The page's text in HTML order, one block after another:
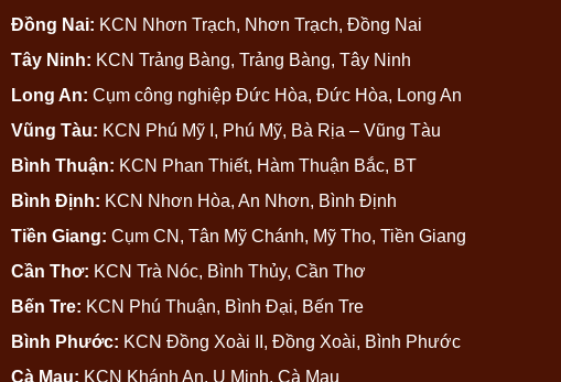
Đồng Nai: KCN Nhơn Trạch, Nhơn Trạch, Đồng Nai
Tây Ninh: KCN Trảng Bàng, Trảng Bàng, Tây Ninh
Long An: Cụm công nghiệp Đức Hòa, Đức Hòa, Long An
Vũng Tàu: KCN Phú Mỹ I, Phú Mỹ, Bà Rịa – Vũng Tàu
Bình Thuận: KCN Phan Thiết, Hàm Thuận Bắc, BT
Bình Định: KCN Nhơn Hòa, An Nhơn, Bình Định
Tiền Giang: Cụm CN, Tân Mỹ Chánh, Mỹ Tho, Tiền Giang
Cần Thơ: KCN Trà Nóc, Bình Thủy, Cần Thơ
Bến Tre: KCN Phú Thuận, Bình Đại, Bến Tre
Bình Phước: KCN Đồng Xoài II, Đồng Xoài, Bình Phước
Cà Mau: KCN Khánh An, U Minh, Cà Mau